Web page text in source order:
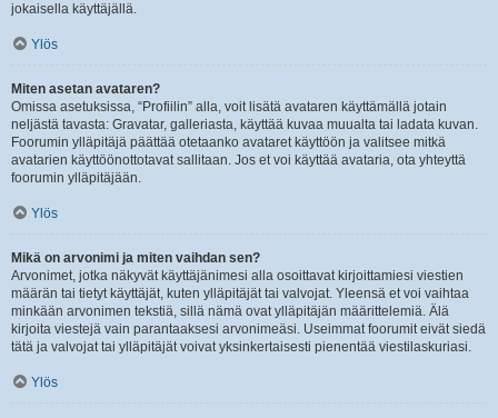
jokaisella käyttäjällä.
Ylös
Miten asetan avataren?
Omissa asetuksissa, “Profiilin” alla, voit lisätä avataren käyttämällä jotain
neljästä tavasta: Gravatar, galleriasta, käyttää kuvaa muualta tai ladata kuvan.
Foorumin ylläpitäjä päättää otetaanko avataret käyttöön ja valitsee mitkä
avatarien käyttöönottotavat sallitaan. Jos et voi käyttää avataria, ota yhteyttä
foorumin ylläpitäjään.
Ylös
Mikä on arvonimi ja miten vaihdan sen?
Arvonimet, jotka näkyvät käyttäjänimesi alla osoittavat kirjoittamiesi viestien
määrän tai tietyt käyttäjät, kuten ylläpitäjät tai valvojat. Yleensä et voi vaihtaa
minkään arvonimen tekstiä, sillä nämä ovat ylläpitäjän määrittelemiä. Älä
kirjoita viestejä vain parantaaksesi arvonimeäsi. Useimmat foorumit eivät siedä
tätä ja valvojat tai ylläpitäjät voivat yksinkertaisesti pienentää viestilaskuriasi.
Ylös